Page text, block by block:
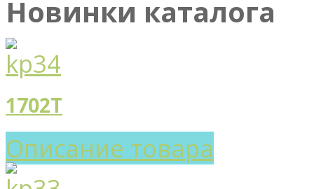
Новинки каталога
1702T
Описание товара